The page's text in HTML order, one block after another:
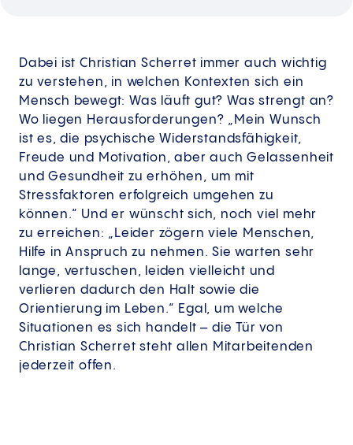
Dabei ist Christian Scherret immer auch wichtig
zu verstehen, in welchen Kontexten sich ein
Mensch bewegt: Was läuft gut? Was strengt an?
Wo liegen Herausforderungen? „Mein Wunsch
ist es, die psychische Widerstandsfähigkeit,
Freude und Motivation, aber auch Gelassenheit
und Gesundheit zu erhöhen, um mit
Stressfaktoren erfolgreich umgehen zu
können.“ Und er wünscht sich, noch viel mehr
zu erreichen: „Leider zögern viele Menschen,
Hilfe in Anspruch zu nehmen. Sie warten sehr
lange, vertuschen, leiden vielleicht und
verlieren dadurch den Halt sowie die
Orientierung im Leben.“ Egal, um welche
Situationen es sich handelt – die Tür von
Christian Scherret steht allen Mitarbeitenden
jederzeit offen.